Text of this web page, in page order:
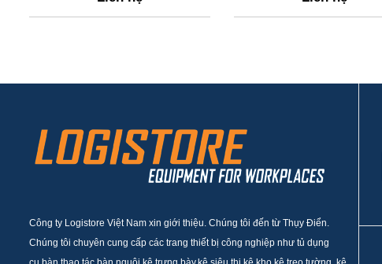
Công ty Logistore Việt Nam xin giới thiệu. Chúng tôi đến từ Thụy Điển.
Chúng tôi chuyên cung cấp các trang thiết bị công nghiệp như tủ dụng